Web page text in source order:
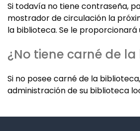
Si todavía no tiene contraseña,
mostrador de circulación la
la biblioteca. Se le proporcionará
¿No tiene carné de
Si no posee carné de la
administración de su biblioteca